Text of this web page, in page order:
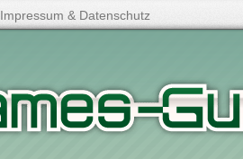
Impressum & Datenschutz